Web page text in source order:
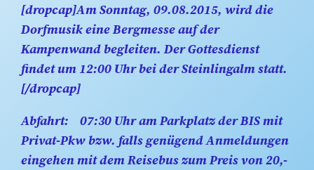
[dropcap]Am Sonntag, 09.08.2015, wird die
Dorfmusik eine Bergmesse auf der
Kampenwand begleiten. Der Gottesdienst
findet um 12:00 Uhr bei der Steinlingalm statt.
[/dropcap]
Abfahrt: 07:30 Uhr am Parkplatz der BIS mit
Privat-Pkw bzw. falls genügend Anmeldungen
eingehen mit dem Reisebus zum Preis von 20,-